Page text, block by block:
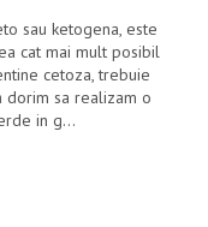
sau ketogena, este
cat mai mult posibil
cetoza, trebuie
dorim sa realizam o
in g...